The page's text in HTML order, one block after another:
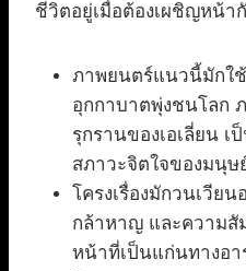
ชีวิตอยู่เมื่อต้องเผชิญหน้า
ภาพยนตร์แนวนี้มักใ
อุกกาบาตพุ่งชนโลก
รุกรานของเอเลี่ยน เ
สภาวะจิตใจของมนุษ
โครงเรื่องมักวนเวีย
กล้าหาญ และความสั
หน้าที่เป็นแก่นทางอ